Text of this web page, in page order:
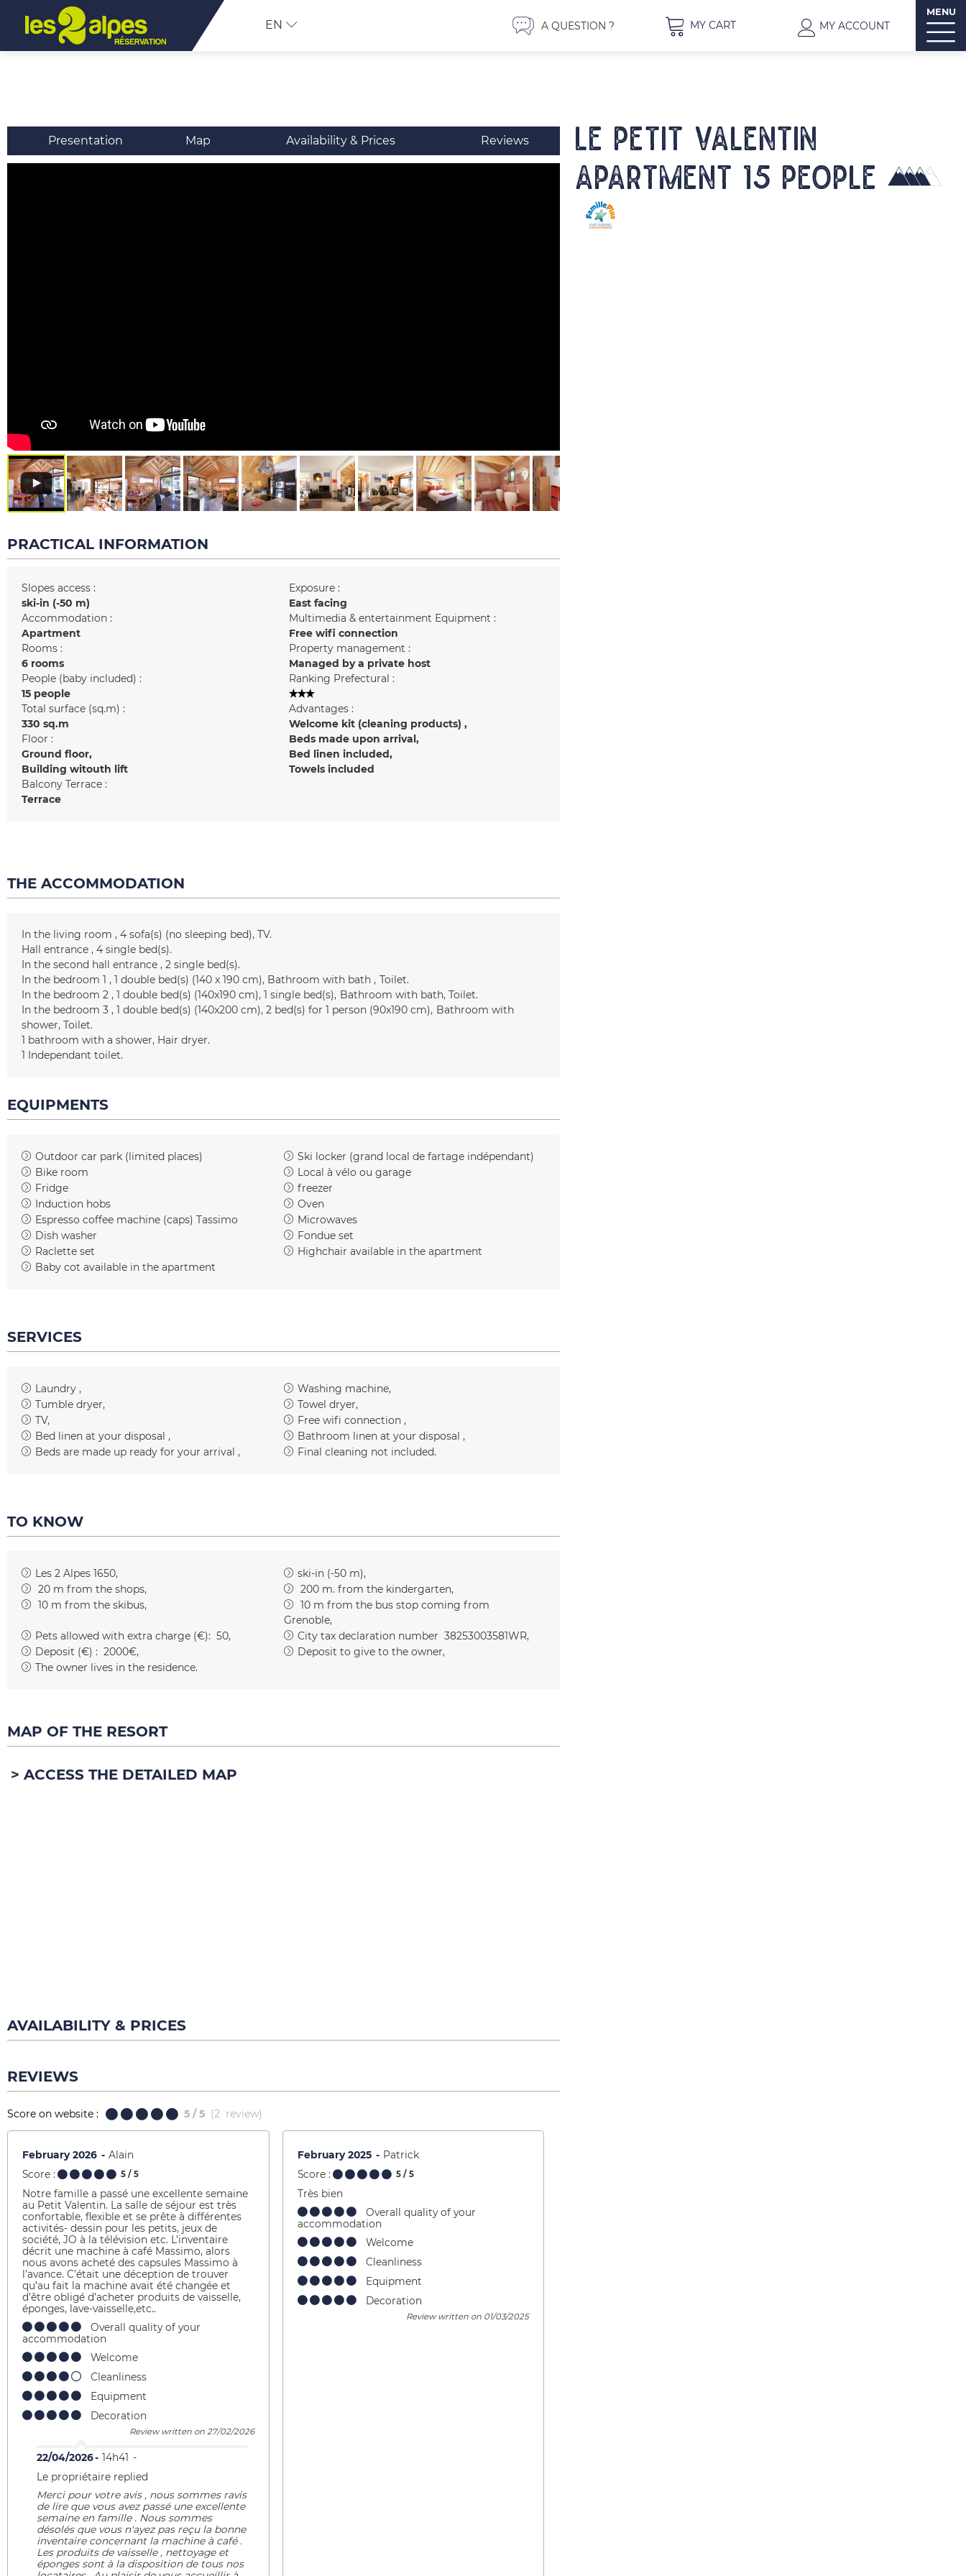
EN A QUESTION ? MY CART MY ACCOUNT
MENU
Presentation Map Availability & Prices Reviews
LE PETIT VALENTIN
Apartment 15 people
PRACTICAL INFORMATION
Slopes access :
ski-in (-50 m)
Accommodation :
Apartment
Rooms :
6 rooms
People (baby included) :
15 people
Total surface (sq.m) :
330 sq.m
Floor :
Ground floor
Building witouth lift
Balcony Terrace :
Terrace
Exposure :
East facing
Multimedia & entertainment Equipment :
Free wifi connection
Property management :
Managed by a private host
Ranking Prefectural :
Advantages :
Welcome kit (cleaning products)
Beds made upon arrival
Bed linen included
Towels included
THE ACCOMMODATION
In the living room 4 sofa(s) (no sleeping bed) TV
Hall entrance
4 single bed(s)
In the second hall entrance
2 single bed(s)
In the bedroom 1
1 double bed(s) (140 x 190 cm) Bathroom with bath
Toilet
In the bedroom 2
1 double bed(s) (140x190 cm) 1 single bed(s) Bathroom with bath Toilet
In the bedroom 3
1 double bed(s) (140x200 cm) 2 bed(s) for 1 person (90x190 cm) Bathroom with
shower Toilet
1 bathroom with a shower Hair dryer
1 Independant toilet
EQUIPMENTS
Outdoor car park (limited places) Ski locker (grand local de fartage indépendant)
Bike room
Local à vélo ou garage
Fridge
freezer
Induction hobs
Oven
Espresso coffee machine (caps) Tassimo
Microwaves
Dish washer
Fondue set
Raclette set
Highchair available in the apartment
Baby cot available in the apartment
SERVICES
Laundry
Washing machine
Tumble dryer
Towel dryer
TV
Free wifi connection
Bed linen at your disposal
Bathroom linen at your disposal
Beds are made up ready for your arrival
Final cleaning not included
TO KNOW
Les 2 Alpes 1650
ski-in (-50 m)
20 m from the shops 200 m. from the kindergarten
10 m from the skibus 10 m from the bus stop coming from
Grenoble
Pets allowed with extra charge (€): 50 City tax declaration number 38253003581WR
Deposit (€) : 2000€
Deposit to give to the owner
The owner lives in the residence
MAP OF THE RESORT
ACCESS THE DETAILED MAP
AVAILABILITY & PRICES
REVIEWS
Score on website : 5 / 5 (2 review)
February 2026
Alain
Score :
5 / 5
Notre famille a passé une excellente semaine
au Petit Valentin. La salle de séjour est très
confortable, flexible et se prête à différentes
activités- dessin pour les petits, jeux de
société, JO à la télévision etc. L’inventaire
décrit une machine à café Massimo, alors
nous avons acheté des capsules Massimo à
l’avance. C’était une déception de trouver
qu’au fait la machine avait été changée et
d’être obligé d’acheter produits de vaisselle,
éponges, lave-vaisselle,etc..
Overall quality of your
accommodation
Welcome
Cleanliness
Equipment
Decoration
Review written on 27/02/2026
22/04/2026
14h41
Le propriétaire replied
Merci pour votre avis , nous sommes ravis
de lire que vous avez passé une excellente
semaine en famille . Nous sommes
désolés que vous n'ayez pas reçu la bonne
inventaire concernant la machine à café .
Les produits de vaisselle , nettoyage et
éponges sont à la disposition de tous nos
February 2025
Patrick
Score :
5 / 5
Très bien
Overall quality of your
accommodation
Welcome
Cleanliness
Equipment
Decoration
Review written on 01/03/2025